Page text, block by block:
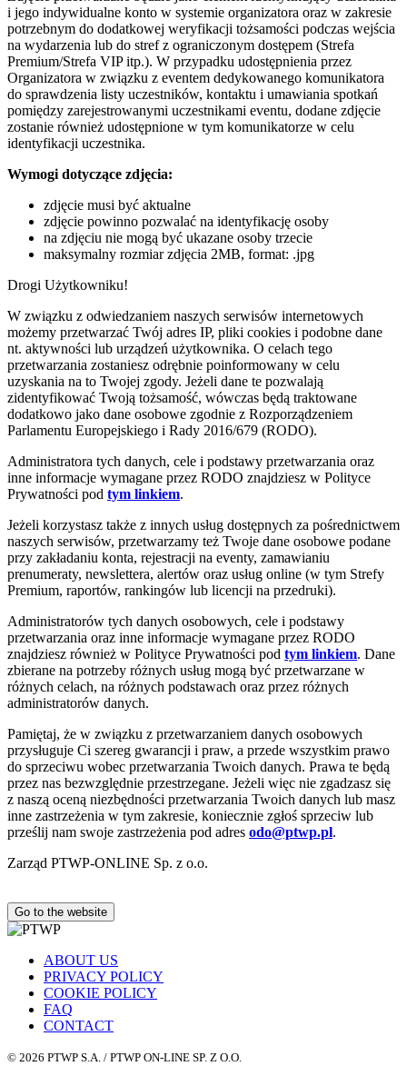
i jego indywidualne konto w systemie organizatora oraz w zakresie
potrzebnym do dodatkowej weryfikacji tożsamości podczas wejścia
na wydarzenia lub do stref z ograniczonym dostępem (Strefa
Premium/Strefa VIP itp.). W przypadku udostępnienia przez
Organizatora w związku z eventem dedykowanego komunikatora
do sprawdzenia listy uczestników, kontaktu i umawiania spotkań
pomiędzy zarejestrowanymi uczestnikami eventu, dodane zdjęcie
zostanie również udostępnione w tym komunikatorze w celu
identyfikacji uczestnika.
Wymogi dotyczące zdjęcia:
zdjęcie musi być aktualne
zdjęcie powinno pozwalać na identyfikację osoby
na zdjęciu nie mogą być ukazane osoby trzecie
maksymalny rozmiar zdjęcia 2MB, format: .jpg
Drogi Użytkowniku!
W związku z odwiedzaniem naszych serwisów internetowych
możemy przetwarzać Twój adres IP, pliki cookies i podobne dane
nt. aktywności lub urządzeń użytkownika. O celach tego
przetwarzania zostaniesz odrębnie poinformowany w celu
uzyskania na to Twojej zgody. Jeżeli dane te pozwalają
zidentyfikować Twoją tożsamość, wówczas będą traktowane
dodatkowo jako dane osobowe zgodnie z Rozporządzeniem
Parlamentu Europejskiego i Rady 2016/679 (RODO).
Administratora tych danych, cele i podstawy przetwarzania oraz
inne informacje wymagane przez RODO znajdziesz w Polityce
Prywatności pod tym linkiem.
Jeżeli korzystasz także z innych usług dostępnych za pośrednictwem
naszych serwisów, przetwarzamy też Twoje dane osobowe podane
przy zakładaniu konta, rejestracji na eventy, zamawianiu
prenumeraty, newslettera, alertów oraz usług online (w tym Strefy
Premium, raportów, rankingów lub licencji na przedruki).
Administratorów tych danych osobowych, cele i podstawy
przetwarzania oraz inne informacje wymagane przez RODO
znajdziesz również w Polityce Prywatności pod tym linkiem. Dane
zbierane na potrzeby różnych usług mogą być przetwarzane w
różnych celach, na różnych podstawach oraz przez różnych
administratorów danych.
Pamiętaj, że w związku z przetwarzaniem danych osobowych
przysługuje Ci szereg gwarancji i praw, a przede wszystkim prawo
do sprzeciwu wobec przetwarzania Twoich danych. Prawa te będą
przez nas bezwzględnie przestrzegane. Jeżeli więc nie zgadzasz się
z naszą oceną niezbędności przetwarzania Twoich danych lub masz
inne zastrzeżenia w tym zakresie, koniecznie zgłoś sprzeciw lub
prześlij nam swoje zastrzeżenia pod adres odo@ptwp.pl.
Zarząd PTWP-ONLINE Sp. z o.o.
Go to the website
ABOUT US
PRIVACY POLICY
COOKIE POLICY
FAQ
CONTACT
© 2026 PTWP S.A. / PTWP ON-LINE SP. Z O.O.